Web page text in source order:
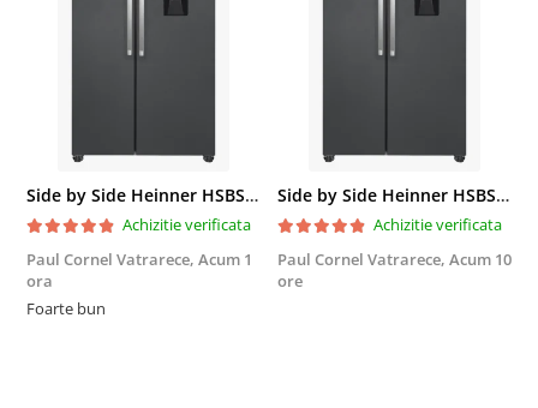
Side by Side Heinner HSBS-HM439NFINVDGWDE++, Total No Frost, Compresor Inverter, Dozator Apa, Display Touch LED, 439 L, Clasa E, Gri Antracit Texturat
Achizitie verificata
Paul Cornel Vatrarece, Acum 1
ora
Foarte bun
Side by Side Heinner HSBS-HM439NFINVDGWDE++, Total No Frost, Compresor Inverter, Dozator Apa, Display Touch LED, 439 L, Clasa E, Gri Antracit Texturat
Achizitie verificata
Paul Cornel Vatrarece, Acum 10
ore